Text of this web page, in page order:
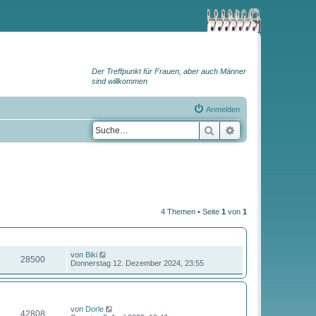
Der Treffpunkt für Frauen, aber auch Männer
sind willkommen
Anmelden
Suche
4 Themen • Seite 1von 1
28500 von Biki
Donnerstag 12. Dezember 2024, 23:55
42808 von Dorle